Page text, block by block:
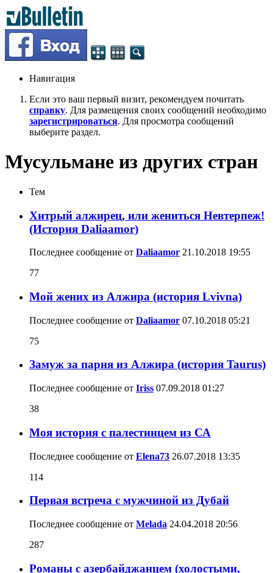
Навигация
Если это ваш первый визит, рекомендуем почитать
справку. Для размещения своих сообщений необходимо
зарегистрироваться. Для просмотра сообщений
выберите раздел.
Мусульмане из других стран
Тем
Хитрый алжирец, или жениться Невтерпеж!
(История Daliaamor)
Последнее сообщение от Daliaamor 21.10.2018 19:55
77
Мой жених из Алжира (история Lvivna)
Последнее сообщение от Daliaamor 07.10.2018 05:21
75
Замуж за парня из Алжира (история Taurus)
Последнее сообщение от Iriss 07.09.2018 01:27
38
Моя история с палестинцем из СА
Последнее сообщение от Elena73 26.07.2018 13:35
114
Первая встреча с мужчиной из Дубай
Последнее сообщение от Melada 24.04.2018 20:56
287
Романы с азербайджанцем (холостыми,